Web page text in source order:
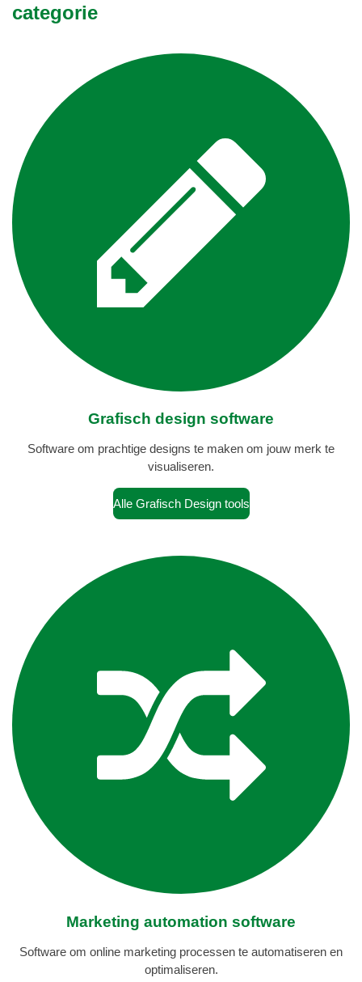
categorie
Grafisch design software
Software om prachtige designs te maken om jouw merk te
visualiseren.
Alle Grafisch Design tools
Marketing automation software
Software om online marketing processen te automatiseren en
optimaliseren.